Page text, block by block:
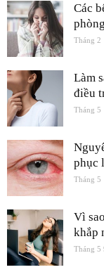
Các
Tháng 2
Làm
điều
Tháng 5
phục
Tháng 5
Vì
khắp
Tháng 5